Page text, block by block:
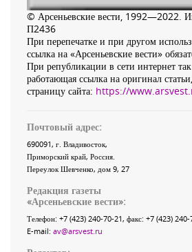
© Арсеньевские вести, 1992—2022.
П2436
При перепечатке и при другом
ссылка на «Арсеньевские вести»
При републикации в сети интернет
работающая ссылка на оригинал
страницу сайта: https://
Почтовый адрес:
690091, г. Владивосток,
Приморский край, Россия
Переулок Шевченко, дом 9, 27
Редакция газеты
«Арсеньевские вести»:
Телефон: +7 (423) 240-70-21, факс: +7 (423)
E-mail: av@arsvest.ru